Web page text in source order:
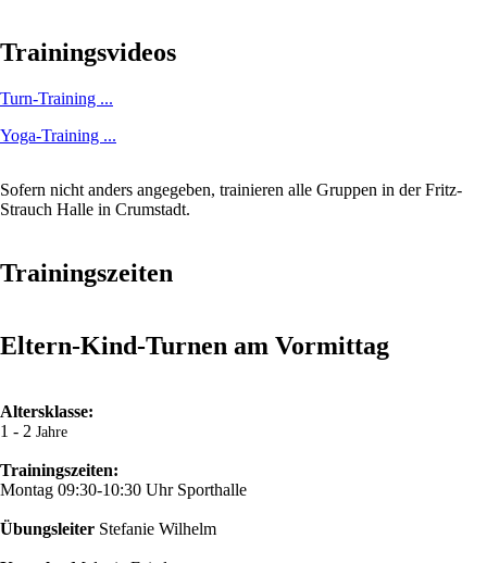
Trainingsvideos
Turn-Training ...
Yoga-Training ...
Sofern nicht anders angegeben, trainieren alle Gruppen in der Fritz-
Strauch Halle in Crumstadt.
Trainingszeiten
Eltern-Kind-Turnen am Vormittag
Altersklasse:
1 - 2 Jahre
Trainingszeiten:
Montag 09:30-10:30 Uhr Sporthalle
Übungsleiter Stefanie Wilhelm